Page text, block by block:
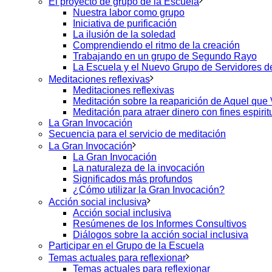
Nuestra labor como grupo
Iniciativa de purificación
La ilusión de la soledad
Comprendiendo el ritmo de la creación
Trabajando en un grupo de Segundo Rayo
La Escuela y el Nuevo Grupo de Servidores
Meditaciones reflexivas
Meditaciones reflexivas
Meditación sobre la reaparición de Aquel que
Meditación para atraer dinero con fines
La Gran Invocación
Secuencia para el servicio de meditación
La Gran Invocación
La Gran Invocación
La naturaleza de la invocación
Significados más profundos
¿Cómo utilizar la Gran Invocación?
Acción social inclusiva
Acción social inclusiva
Resúmenes de los Informes Consultivos
Diálogos sobre la acción social inclusiva
Participar en el Grupo de la Escuela
Temas actuales para reflexionar
Temas actuales para reflexionar